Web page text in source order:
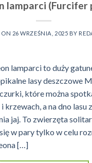
lamparci (Furcifer
ON 26 WRZEŚNIA, 2025 BY
lamparci to duży
lasy deszczowe
które można
krzewach, a na dno lasu
jaj. To zwierzęta
w pary tylko w celu
[…]